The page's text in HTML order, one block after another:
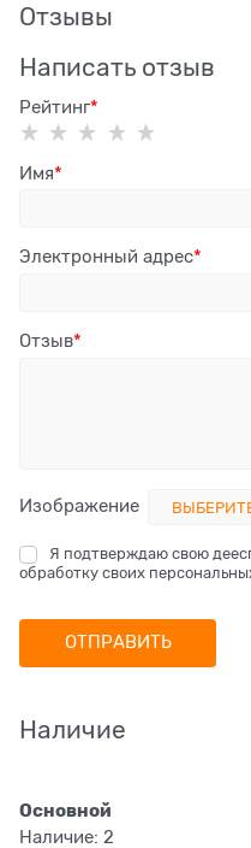
Отзывы
Написать отзыв
Рейтинг
Имя
Электронный адрес
Отзыв
Изображение
Я подтверждаю свою
обработку своих
Наличие
Основной
Наличие: 2